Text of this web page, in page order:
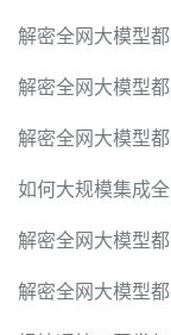
解密全网大模型
解密全网大模型
解密全网大模型
如何大规模集成
解密全网大模型
解密全网大模型